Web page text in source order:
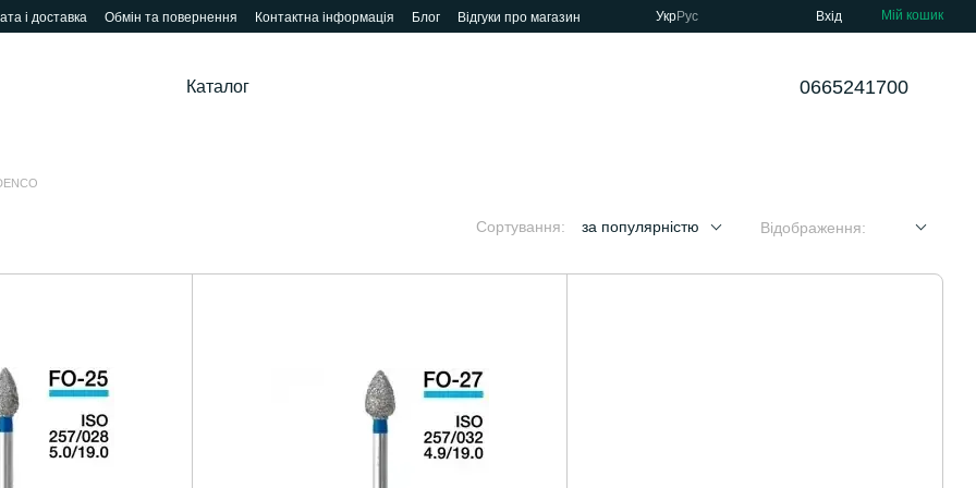
і доставка Обмін та повернення Контактна інформація Блог Відгуки про магазин УкрРус Вхід Мій кошик
Каталог 0665241700
Сортування: за популярністю Відображення: